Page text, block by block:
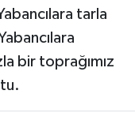
tarla
bir toprağımız